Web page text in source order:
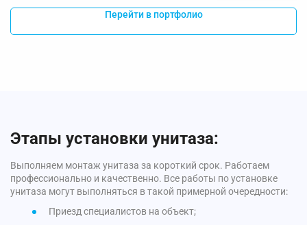
Перейти в портфолио
Этапы установки унитаза:
Выполняем монтаж унитаза за короткий срок. Работаем
профессионально и качественно. Все работы по установке
унитаза могут выполняться в такой примерной очередности:
Приезд специалистов на объект;